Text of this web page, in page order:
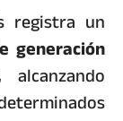
registra un
generación
alcanzando